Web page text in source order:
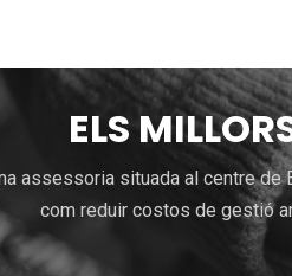
ELS
assessoria situada al centre de
com reduir costos de gestió